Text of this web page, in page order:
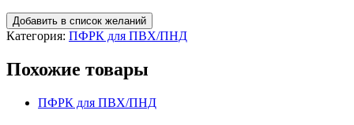
Добавить в список желаний
Категория: ПФРК для ПВХ/ПНД
Похожие товары
ПФРК для ПВХ/ПНД